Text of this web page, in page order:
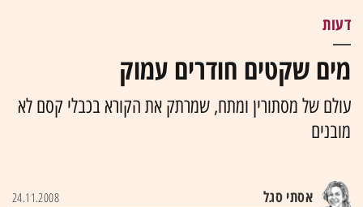
דעות
מים שקטים חודרים עמוק
עולם של מסתורין ומתח, שמרתק את הקורא בכבלי קסם לא
מובנים
אסתי סגל 24.11.2008